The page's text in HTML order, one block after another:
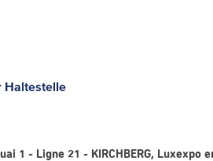
Haltestelle
1 - Ligne 21 - KIRCHBERG, Luxexpo